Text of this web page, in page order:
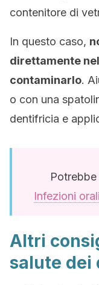
contenitore di
In questo caso,
direttamente
contaminarlo.
o con una
dentifricia e
Infezioni
Altri
salute dei